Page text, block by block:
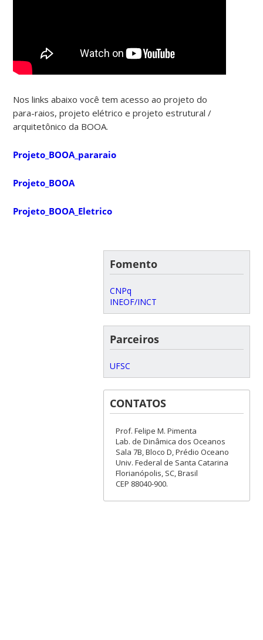
Nos links abaixo você tem acesso ao projeto do
para-raios, projeto elétrico e projeto estrutural /
arquitetônico da BOOA.
Projeto_BOOA_pararaio
Projeto_BOOA
Projeto_BOOA_Eletrico
Fomento
CNPq
INEOF/INCT
Parceiros
UFSC
CONTATOS
Prof. Felipe M. Pimenta
Lab. de Dinâmica dos Oceanos
Sala 7B, Bloco D, Prédio Oceano
Univ. Federal de Santa Catarina
Florianópolis, SC, Brasil
CEP 88040-900.